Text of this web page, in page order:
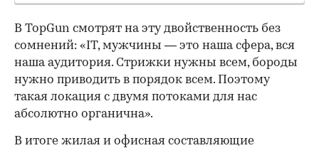
В TopGun смотрят на эту двойственность без
сомнений: «IT, мужчины — это наша сфера, вся
наша аудитория. Стрижки нужны всем, бороды
нужно приводить в порядок всем. Поэтому
такая локация с двумя потоками для нас
абсолютно органична».
В итоге жилая и офисная составляющие